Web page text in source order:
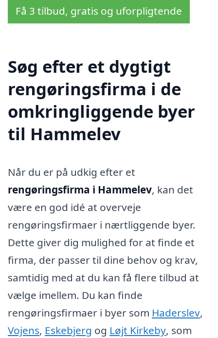
Få 3 tilbud, gratis og uforpligtende
Søg efter et dygtigt
rengøringsfirma i de
omkringliggende byer
til Hammelev
Når du er på udkig efter et
rengøringsfirma i Hammelev, kan det
være en god idé at overveje
rengøringsfirmaer i nærtliggende byer.
Dette giver dig mulighed for at finde et
firma, der passer til dine behov og krav,
samtidig med at du kan få flere tilbud at
vælge imellem. Du kan finde
rengøringsfirmaer i byer som Haderslev,
Vojens, Eskebjerg og Løjt Kirkeby, som